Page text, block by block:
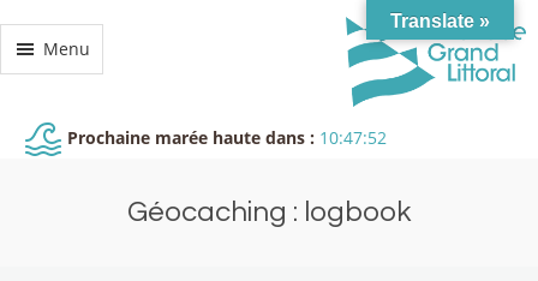
Menu
Prochaine marée haute dans : 10:47:51
Géocaching : logbook
Translate »